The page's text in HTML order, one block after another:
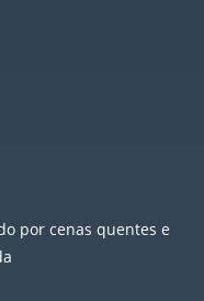
por cenas quentes e